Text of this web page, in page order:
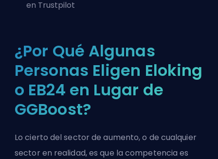
en Trustpilot
¿Por Qué Algunas
Personas Eligen Eloking
o EB24 en Lugar de
GGBoost?
Lo cierto del sector de aumento, o de cualquier
sector en realidad, es que la competencia es